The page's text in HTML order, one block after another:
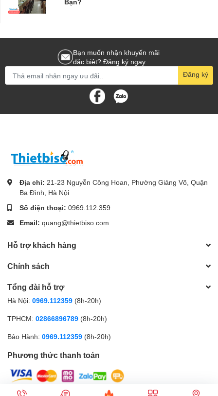
Bạn?
Bạn muốn nhận khuyến mãi
đặc biệt? Đăng ký ngay.
Đăng ký
Địa chỉ: 21-23 Nguyễn Công Hoan, Phường Giảng Võ, Quận
Ba Đình, Hà Nội
Số điện thoại: 0969.112.359
Email: quang@thietbiso.com
Hỗ trợ khách hàng
Chính sách
Tổng đài hỗ trợ
Hà Nội: 0969.112359 (8h-20h)
TPHCM: 02866896789 (8h-20h)
Bảo Hành: 0969.112359 (8h-20h)
Phương thức thanh toán